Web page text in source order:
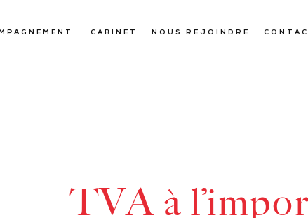
CABINET NOUS REJOINDRE
TVA à